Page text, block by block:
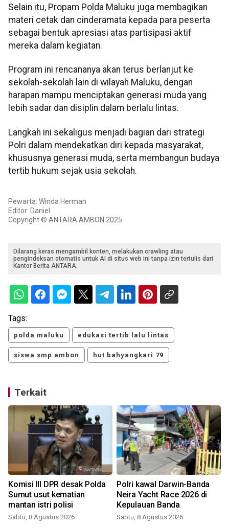
Selain itu, Propam Polda Maluku juga membagikan
materi cetak dan cinderamata kepada para peserta
sebagai bentuk apresiasi atas partisipasi aktif
mereka dalam kegiatan.
Program ini rencananya akan terus berlanjut ke
sekolah-sekolah lain di wilayah Maluku, dengan
harapan mampu menciptakan generasi muda yang
lebih sadar dan disiplin dalam berlalu lintas.
Langkah ini sekaligus menjadi bagian dari strategi
Polri dalam mendekatkan diri kepada masyarakat,
khususnya generasi muda, serta membangun budaya
tertib hukum sejak usia sekolah.
Pewarta: Winda Herman
Editor: Daniel
Copyright © ANTARA AMBON 2025
Dilarang keras mengambil konten, melakukan crawling atau
pengindeksan otomatis untuk AI di situs web ini tanpa izin tertulis dari
Kantor Berita ANTARA.
Tags:
polda maluku edukasi tertib lalu lintas
siswa smp ambon hut bahyangkari 79
Terkait
Komisi III DPR desak Polda
Sumut usut kematian
mantan istri polisi
Sabtu, 8 Agustus 2026
Polri kawal Darwin-Banda
Neira Yacht Race 2026 di
Kepulauan Banda
Sabtu, 8 Agustus 2026